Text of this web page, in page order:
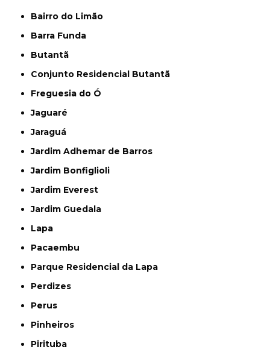
Bairro do Limão
Barra Funda
Butantã
Conjunto Residencial Butantã
Freguesia do Ó
Jaguaré
Jaraguá
Jardim Adhemar de Barros
Jardim Bonfiglioli
Jardim Everest
Jardim Guedala
Lapa
Pacaembu
Parque Residencial da Lapa
Perdizes
Perus
Pinheiros
Pirituba